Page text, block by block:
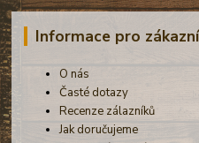
Informace pro
O nás
Časté dotazy
Recenze zálazníků
Jak doručujeme